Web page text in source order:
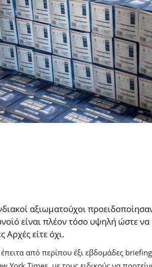
αξιωματούχοι
είναι πλέον τόσο υψηλή ώστε
Αρχές είτε όχι.
από περίπου έξι εβδομάδες